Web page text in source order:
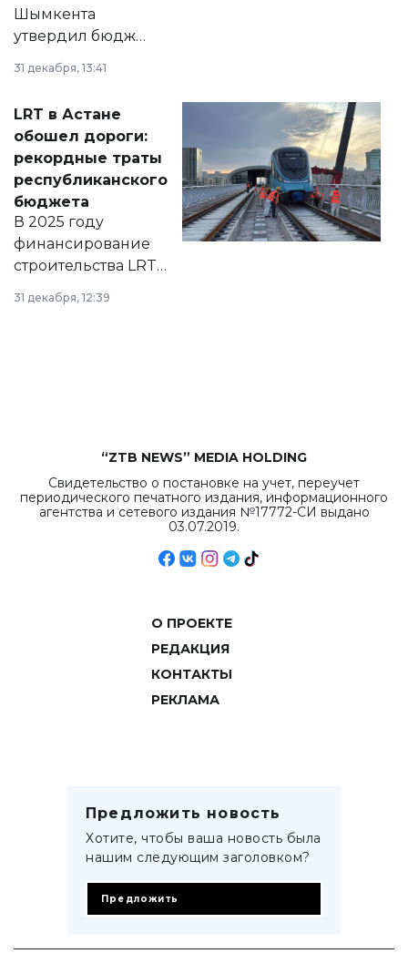
Шымкента
утвердил бюджет
города на 2026–
2028 годы.
документ
появился в базе
нормативных
правовых актов и
на сайте маслихат
города.
31 декабря, 13:41
LRT в Астане
обошел дороги:
рекордные траты
республиканского
бюджета
В 2025 году
финансирование
строительства LRT
в Астане из
республиканского
31 декабря, 12:39
“ZTB NEWS” MEDIA HOLDING
Свидетельство о постановке на учет, переучет
периодического печатного издания, информационного
агентства и сетевого издания №17772-СИ выдано
03.07.2019.
О ПРОЕКТЕ
РЕДАКЦИЯ
КОНТАКТЫ
РЕКЛАМА
Предложить новость
Хотите, чтобы ваша новость была
нашим следующим заголовком?
Предложить